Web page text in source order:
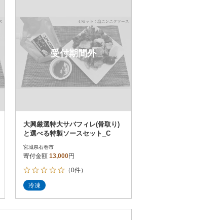
その他 解除
さとふる限定のお礼品
定期便
さとふるアプリdeワンストップ申請
対象
順
い順
い順 受付期間外
大興厳選特大サバフィレ(骨取り)
と選べる特製ソースセット_C
宮城県石巻市
寄付金額 13,000円
（0件）
冷凍